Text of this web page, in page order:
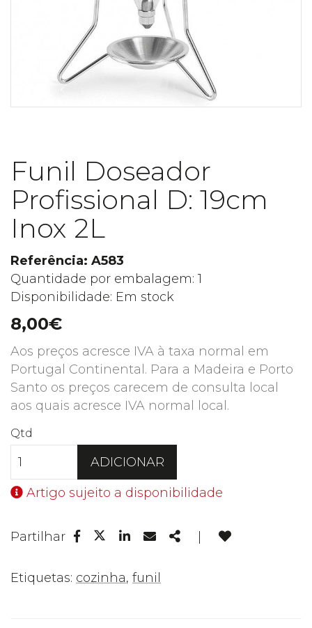
Funil Doseador
Profissional D: 19cm
Inox 2L
Referência: A583
Quantidade por embalagem: 1
Disponibilidade: Em stock
8,00€
Aos preços acresce IVA à taxa normal em
Portugal Continental. Para a Madeira e Porto
Santo os preços carecem de consulta local
aos quais acresce IVA normal local.
Qtd
ADICIONAR
Artigo sujeito a disponibilidade
Partilhar
FacebookLinkedin
EmailShare
Etiquetas: cozinha, funil